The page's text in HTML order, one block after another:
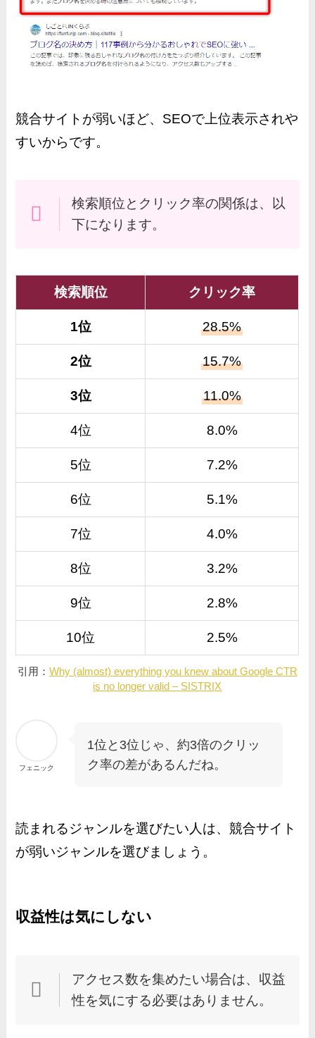
競合サイトが弱いほど、SEOで上位表示されや
すいからです。
検索順位とクリック率の関係は、以
下になります。
検索順位 クリック率
1位 28.5%
2位 15.7%
3位 11.0%
4位 8.0%
5位 7.2%
6位 5.1%
7位 4.0%
8位 3.2%
9位 2.8%
10位 2.5%
引用： Why (almost) everything you knew about Google CTR
is no longer valid – SISTRIX
フェニック
1位と3位じゃ、約3倍のクリッ
ク率の差があるんだね。
読まれるジャンルを選びたい人は、競合サイト
が弱いジャンルを選びましょう。
収益性は気にしない
アクセス数を集めたい場合は、収益
性を気にする必要はありません。